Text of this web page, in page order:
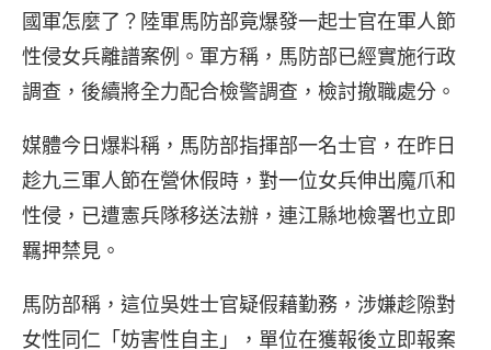
國軍怎麼了？陸軍馬防部竟爆發一起士官在軍人節
性侵女兵離譜案例。軍方稱，馬防部已經實施行政
調查，後續將全力配合檢警調查，檢討撤職處分。
媒體今日爆料稱，馬防部指揮部一名士官，在昨日
趁九三軍人節在營休假時，對一位女兵伸出魔爪和
性侵，已遭憲兵隊移送法辦，連江縣地檢署也立即
羈押禁見。
馬防部稱，這位吳姓士官疑假藉勤務，涉嫌趁隙對
女性同仁「妨害性自主」，單位在獲報後立即報案